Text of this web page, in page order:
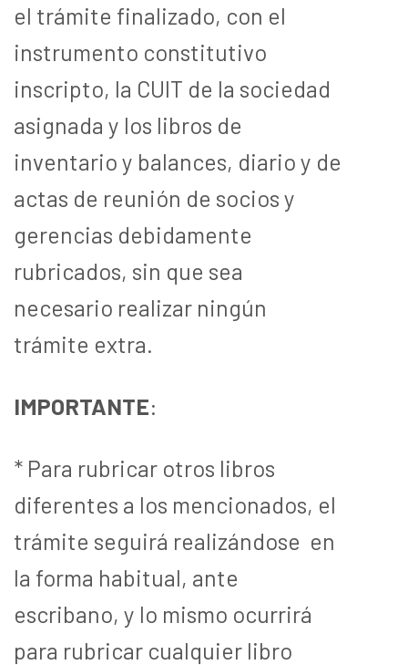
el trámite finalizado, con el
instrumento constitutivo
inscripto, la CUIT de la sociedad
asignada y los libros de
inventario y balances, diario y de
actas de reunión de socios y
gerencias debidamente
rubricados, sin que sea
necesario realizar ningún
trámite extra.
IMPORTANTE:
* Para rubricar otros libros
diferentes a los mencionados, el
trámite seguirá realizándose en
la forma habitual, ante
escribano, y lo mismo ocurrirá
para rubricar cualquier libro